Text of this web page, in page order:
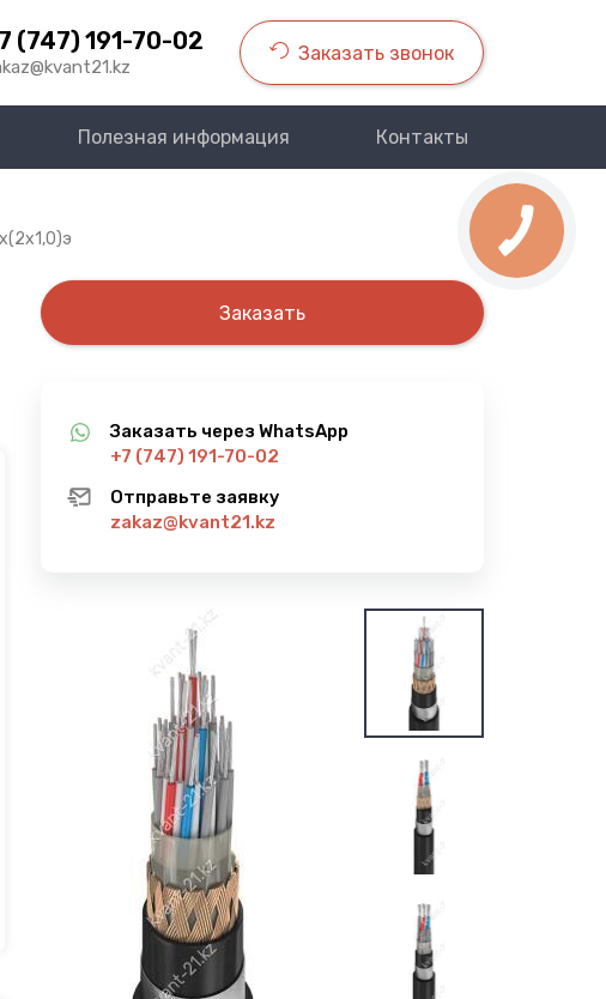
(747) 191-70-02 Заказать звонок
Полезная информация Контакты
Заказать
Заказать через WhatsApp
+7 (747) 191-70-02
Отправьте заявку
zakaz@kvant21.kz